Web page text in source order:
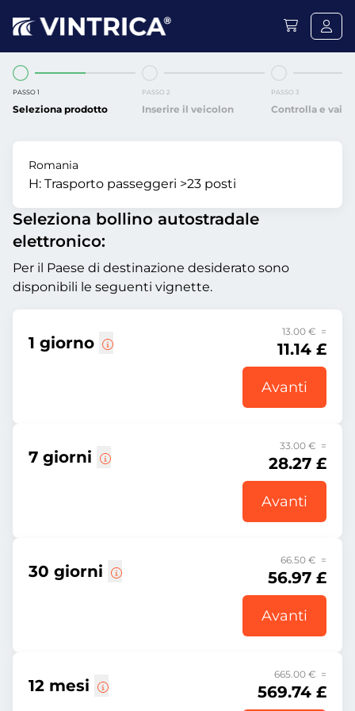
PASSO 1
Seleziona prodotto
PASSO 2
Inserire il veicolon
PASSO 3
Controlla e vai
Romania
H: Trasporto passeggeri >23 posti
Seleziona bollino autostradale
elettronico:
Per il Paese di destinazione desiderato sono
disponibili le seguenti vignette.
1 giorno
13.00 € =
11.14 £
Avanti
7 giorni
33.00 € =
28.27 £
Avanti
30 giorni
66.50 € =
56.97 £
Avanti
12 mesi
665.00 € =
569.74 £